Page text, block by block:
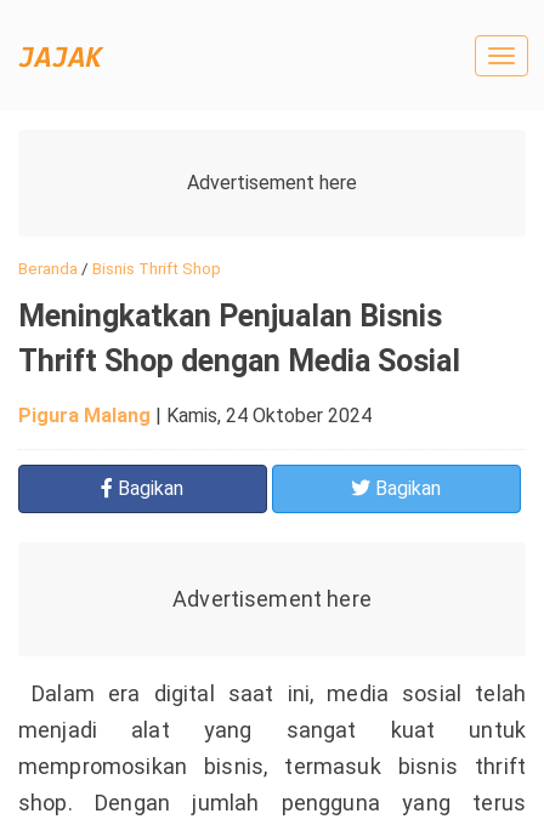
Beranda / Bisnis Thrift Shop
Meningkatkan Penjualan Bisnis
Thrift Shop dengan Media Sosial
Pigura Malang | Kamis, 24 Oktober 2024
Bagikan Bagikan
Dalam era digital saat ini, media sosial telah
menjadi alat yang sangat kuat untuk
mempromosikan bisnis, termasuk bisnis thrift
shop. Dengan jumlah pengguna yang terus